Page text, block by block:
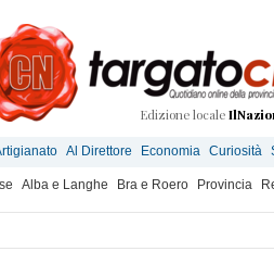
Edizione locale
Al Direttore Economia Curiosità
Alba e Langhe Bra e Roero Provincia